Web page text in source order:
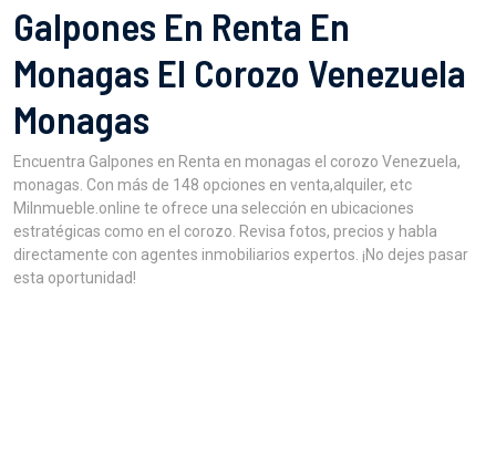
Galpones En Renta En
Monagas El Corozo Venezuela
Monagas
Encuentra Galpones en Renta en monagas el corozo Venezuela,
monagas. Con más de 148 opciones en venta,alquiler, etc
MiInmueble.online te ofrece una selección en ubicaciones
estratégicas como en el corozo. Revisa fotos, precios y habla
directamente con agentes inmobiliarios expertos. ¡No dejes pasar
esta oportunidad!